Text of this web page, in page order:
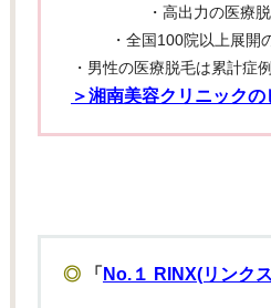
・高出力の医療
・全国100院以上展開
・男性の医療脱毛は累計症
＞湘南美容クリニック
◎「 No.１ RINX(リンク